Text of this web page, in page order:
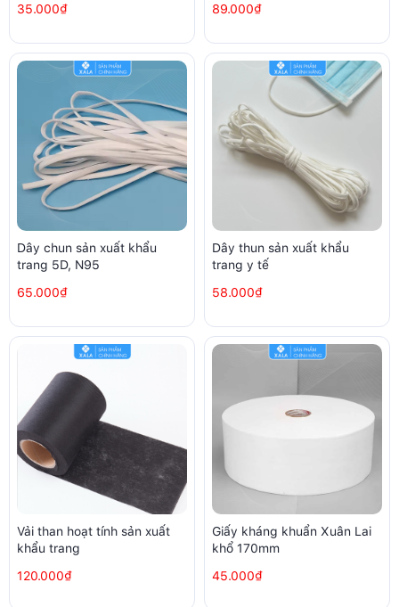
35.000₫
89.000₫
Dây chun sản xuất khẩu
trang 5D, N95
65.000₫
Dây thun sản xuất khẩu
trang y tế
58.000₫
Vải than hoạt tính sản xuất
khẩu trang
120.000₫
Giấy kháng khuẩn Xuân Lai
khổ 170mm
45.000₫